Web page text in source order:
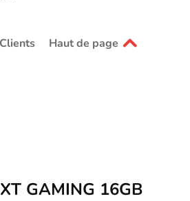
Haut de page
GAMING 16GB